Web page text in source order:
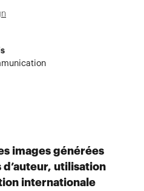
images générées
d’auteur, utilisation
internationale